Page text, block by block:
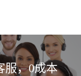
服，0成本